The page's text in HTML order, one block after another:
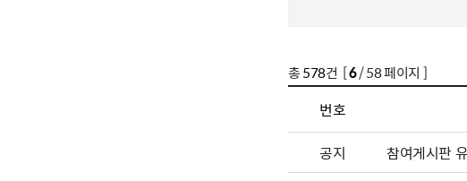
총578건 [6/ 58 페이지 ]
번호
공지
참여게시판